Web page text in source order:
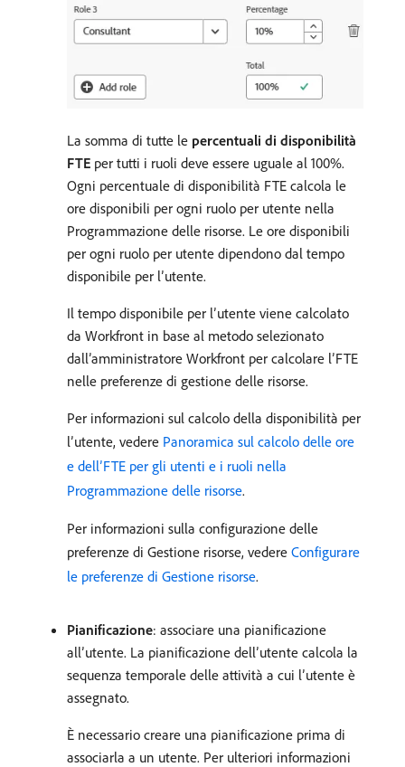
La somma di tutte le percentuali di disponibilità
FTE per tutti i ruoli deve essere uguale al 100%.
Ogni percentuale di disponibilità FTE calcola le
ore disponibili per ogni ruolo per utente nella
Programmazione delle risorse. Le ore disponibili
per ogni ruolo per utente dipendono dal tempo
disponibile per l’utente.
Il tempo disponibile per l’utente viene calcolato
da Workfront in base al metodo selezionato
dall’amministratore Workfront per calcolare l’FTE
nelle preferenze di gestione delle risorse.
Per informazioni sul calcolo della disponibilità per
l’utente, vedere Panoramica sul calcolo delle ore
e dell’FTE per gli utenti e i ruoli nella
Programmazione delle risorse.
Per informazioni sulla configurazione delle
preferenze di Gestione risorse, vedere Configurare
le preferenze di Gestione risorse.
Pianificazione: associare una pianificazione
all’utente. La pianificazione dell’utente calcola la
sequenza temporale delle attività a cui l’utente è
assegnato.
È necessario creare una pianificazione prima di
associarla a un utente. Per ulteriori informazioni